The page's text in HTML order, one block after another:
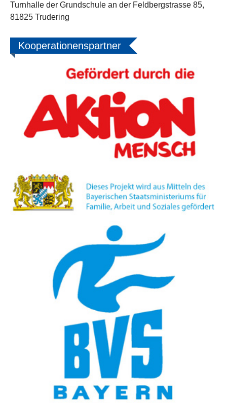
Turnhalle der Grundschule an der Feldbergstrasse 85,
81825 Trudering
Kooperationenspartner